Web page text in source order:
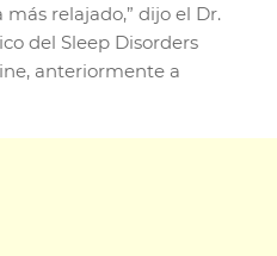
relajado,” dijo el Dr.
del Sleep Disorders
anteriormente a